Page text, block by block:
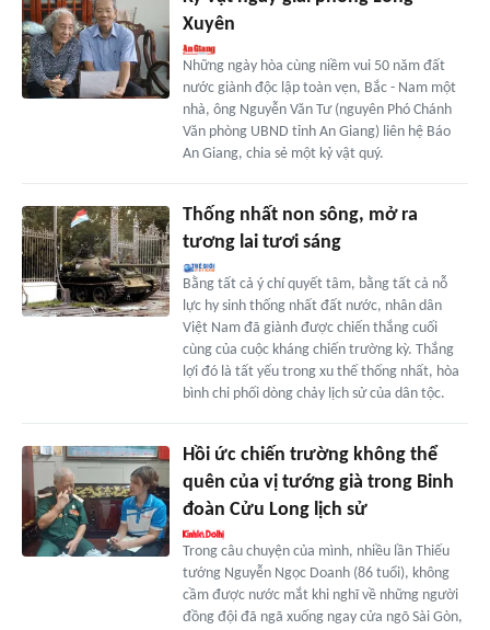
Xuyên
Những ngày hòa cùng niềm vui 50 năm đất
nước giành độc lập toàn vẹn, Bắc - Nam một
nhà, ông Nguyễn Văn Tư (nguyên Phó Chánh
Văn phòng UBND tỉnh An Giang) liên hệ Báo
An Giang, chia sẻ một kỷ vật quý.
Thống nhất non sông, mở ra
tương lai tươi sáng
Bằng tất cả ý chí quyết tâm, bằng tất cả nỗ
lực hy sinh thống nhất đất nước, nhân dân
Việt Nam đã giành được chiến thắng cuối
cùng của cuộc kháng chiến trường kỳ. Thắng
lợi đó là tất yếu trong xu thế thống nhất, hòa
bình chi phối dòng chảy lịch sử của dân tộc.
Hồi ức chiến trường không thể
quên của vị tướng già trong Binh
đoàn Cửu Long lịch sử
Trong câu chuyện của mình, nhiều lần Thiếu
tướng Nguyễn Ngọc Doanh (86 tuổi), không
cầm được nước mắt khi nghĩ về những người
đồng đội đã ngã xuống ngay cửa ngõ Sài Gòn,